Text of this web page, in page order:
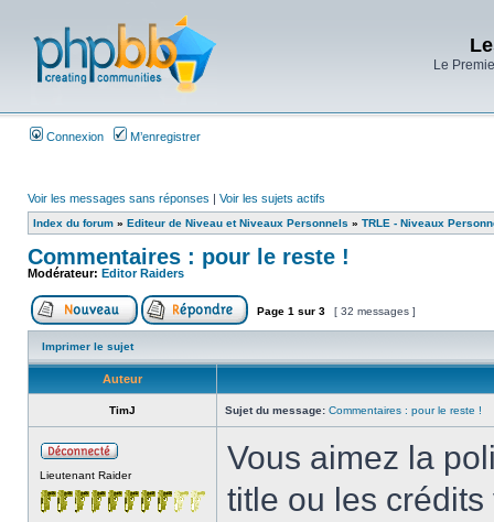
Le
Connexion M’enregistrer
Voir les messages sans réponses | Voir les sujets actifs
Index du forum » Editeur de Niveau et Niveaux Personnels » TRLE - Niveaux
Commentaires : pour le reste !
Modérateur: Editor Raiders
Page 1 sur 3 [ 32 messages ]
Imprimer le sujet
Auteur
TimJ Sujet du message: Commentaires : pour le reste !
Lieutenant Raider
Vous aimez la
title ou les